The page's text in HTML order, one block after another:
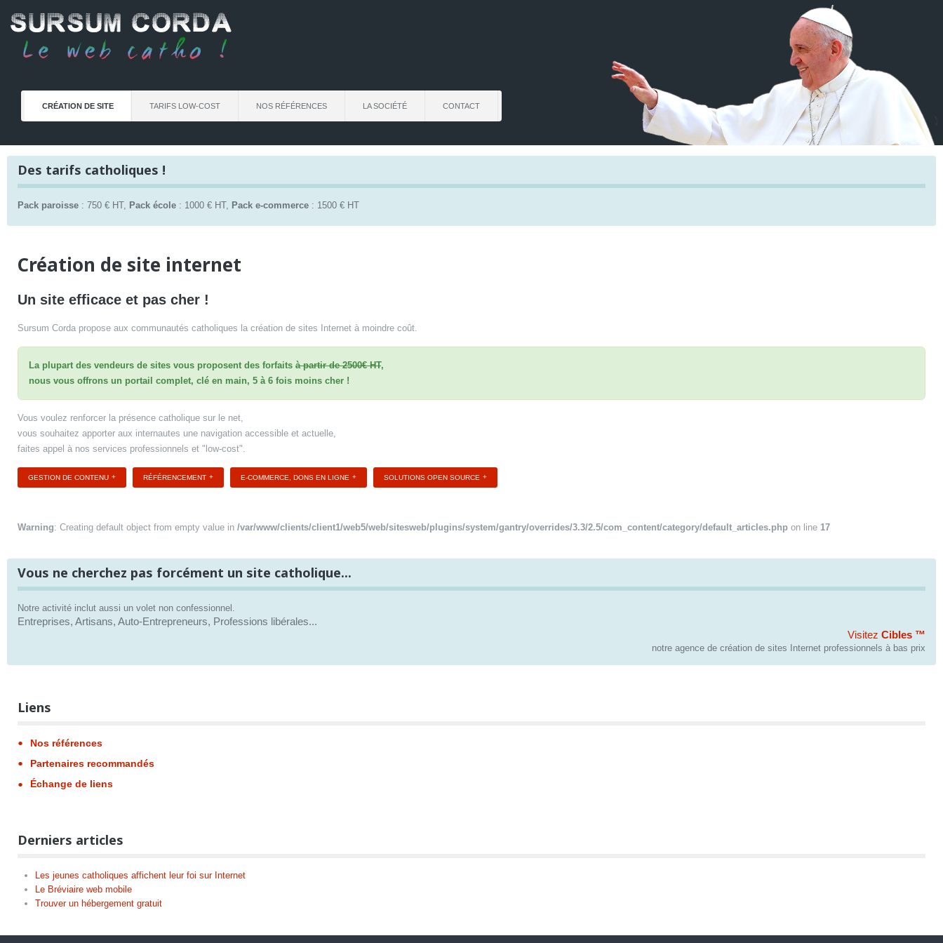
CRÉATION DE SITE TARIFS LOW-COST NOS RÉFÉRENCES LA SOCIÉTÉ CONTACT
Des tarifs catholiques !
Pack paroisse : 750 € HT, Pack école : 1000 € HT, Pack e-commerce : 1500 € HT
Création de site internet
Un site efficace et pas cher !
Sursum Corda propose aux communautés catholiques la création de sites Internet à moindre coût.
La plupart des vendeurs de sites vous proposent des forfaits à partir de 2500€ HT,
nous vous offrons un portail complet, clé en main, 5 à 6 fois moins cher !
Vous voulez renforcer la présence catholique sur le net,
vous souhaitez apporter aux internautes une navigation accessible et actuelle,
faites appel à nos services professionnels et "low-cost".
GESTION DE CONTENU RÉFÉRENCEMENT E-COMMERCE, DONS EN LIGNE SOLUTIONS OPEN SOURCE
Warning: Creating default object from empty value in /var/www/clients/client1/web5/web/sitesweb/plugins/system/gantry/overrides/3.3/2.5/com_content/category/default_articles.php on line 17
Vous ne cherchez pas forcément un site catholique...
Notre activité inclut aussi un volet non confessionnel.
Entreprises, Artisans, Auto-Entrepreneurs, Professions libérales...
Visitez Cibles ™
notre agence de création de sites Internet professionnels à bas prix
Liens
Nos références
Partenaires recommandés
Échange de liens
Derniers articles
Les jeunes catholiques affichent leur foi sur Internet
Le Bréviaire web mobile
Trouver un hébergement gratuit